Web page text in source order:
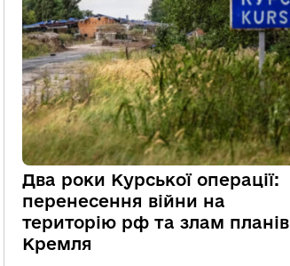
Два роки Курської операції:
перенесення війни на
територію рф та злам планів
Кремля